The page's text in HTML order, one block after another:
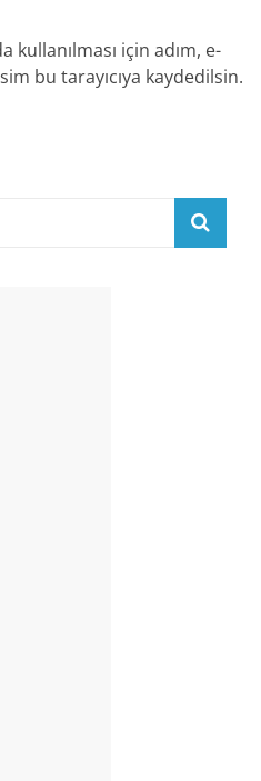
için adım, e-
bu tarayıcıya kaydedilsin.